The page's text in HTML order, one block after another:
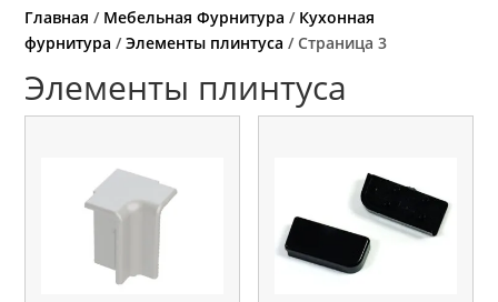
Главная / Мебельная Фурнитура / Кухонная
фурнитура /Элементы плинтуса / Страница 3
Элементы плинтуса